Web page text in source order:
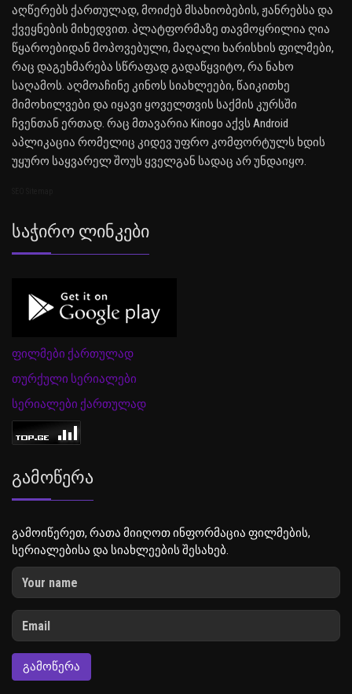
აღწერებს ქართულად, მოიძებ მსახიობების, ჟანრებსა და
ქვეყნების მიხედვით. პლატფორმაზე თავმოყრილია ღია
წყაროებიდან მოპოვებული, მაღალი ხარისხის ფილმები,
რაც დაგეხმარება სწრაფად გადაწყვიტო, რა ნახო
საღამოს. აღმოაჩინე კინოს სიახლეები, წაიკითხე
მიმოხილვები და იყავი ყოველთვის საქმის კურსში
ჩვენთან ერთად. რაც მთავარია Kinogo აქვს Android
აპლიკაცია რომელიც კიდევ უფრო კომფორტულს ხდის
უყურო საყვარელ შოუს ყველგან სადაც არ უნდაიყო.
Საჭირო Ლინკები
ფილმები ქართულად
თურქული სერიალები
სერიალები ქართულად
Გამოწერა
გამოიწერეთ, რათა მიიღოთ ინფორმაცია ფილმების,
სერიალებისა და სიახლეების შესახებ.
ᲒᲐᲛᲝᲬᲔᲠᲐ